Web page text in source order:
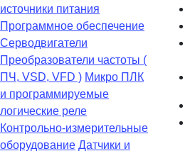
источники питания
Программное обеспечение
Серводвигатели
Преобразователи частоты (
ПЧ, VSD, VFD ) Микро ПЛК
и программируемые
логические реле
Контрольно-измерительные
оборудование Датчики и